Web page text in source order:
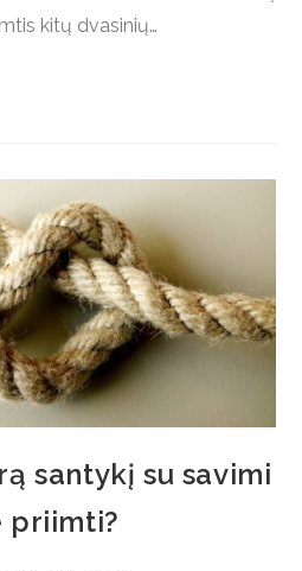
kitų dvasinių…
santykį su savimi
priimti?